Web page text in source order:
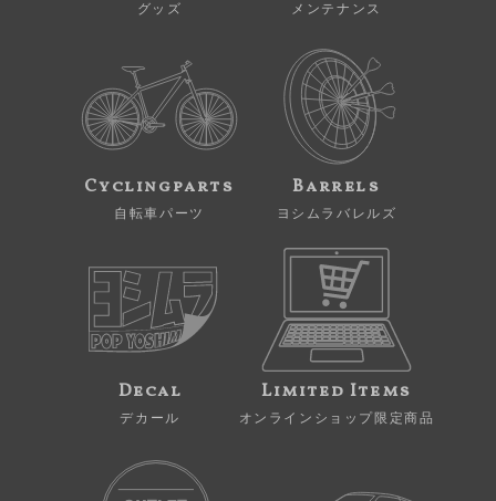
グッズ メンテナンス
Cyclingparts
自転車パーツ
Barrels
ヨシムラバレルズ
Decal
デカール
Limited Items
オンラインショップ限定商品